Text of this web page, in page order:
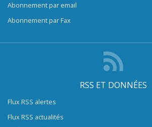
Abonnement par email
Abonnement par Fax
RSS ET DONNÉES
Flux RSS alertes
Flux RSS actualités